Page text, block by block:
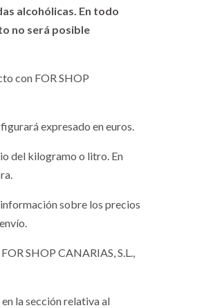
alcohólicas. En todo
no será posible
con FOR SHOP
expresado en euros.
del kilogramo o litro. En
sobre los precios
SHOP CANARIAS, S.L.,
la sección relativa al